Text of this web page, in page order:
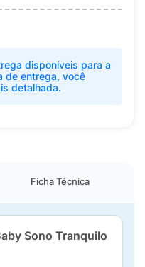
disponíveis para a
de entrega, você
detalhada.
Ficha Técnica
Sono Tranquilo